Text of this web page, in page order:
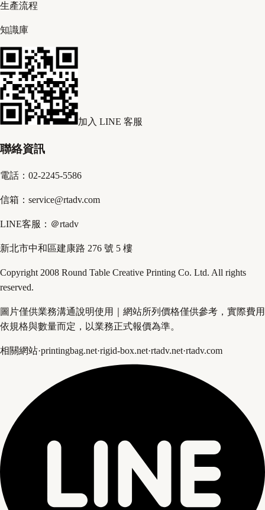
生產流程
知識庫
加入 LINE 客服
聯絡資訊
電話：02-2245-5586
信箱：service@rtadv.com
LINE客服：＠rtadv
新北市中和區建康路 276 號 5 樓
Copyright 2008 Round Table Creative Printing Co. Ltd. All rights
reserved.
圖片僅供業務溝通說明使用｜網站所列價格僅供參考，實際費用
依規格與數量而定，以業務正式報價為準。
相關網站·printingbag.net·rigid-box.net·rtadv.net·rtadv.com